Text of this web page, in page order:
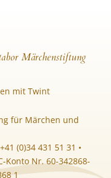
Märchenstiftung
mit Twint
für Märchen und
+41 (0)34 431 51 31 •
Konto Nr. 60-342868-
1